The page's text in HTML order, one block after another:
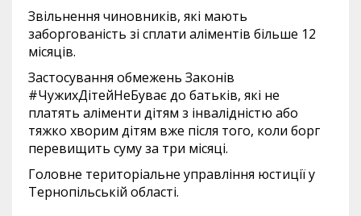
Звільнення чиновників, які мають
заборгованість зі сплати аліментів більше 12
місяців.
Застосування обмежень Законів
#ЧужихДітейНеБуває до батьків, які не
платять аліменти дітям з інвалідністю або
тяжко хворим дітям вже після того, коли борг
перевищить суму за три місяці.
Головне територіальне управління юстиції у
Тернопільській області.